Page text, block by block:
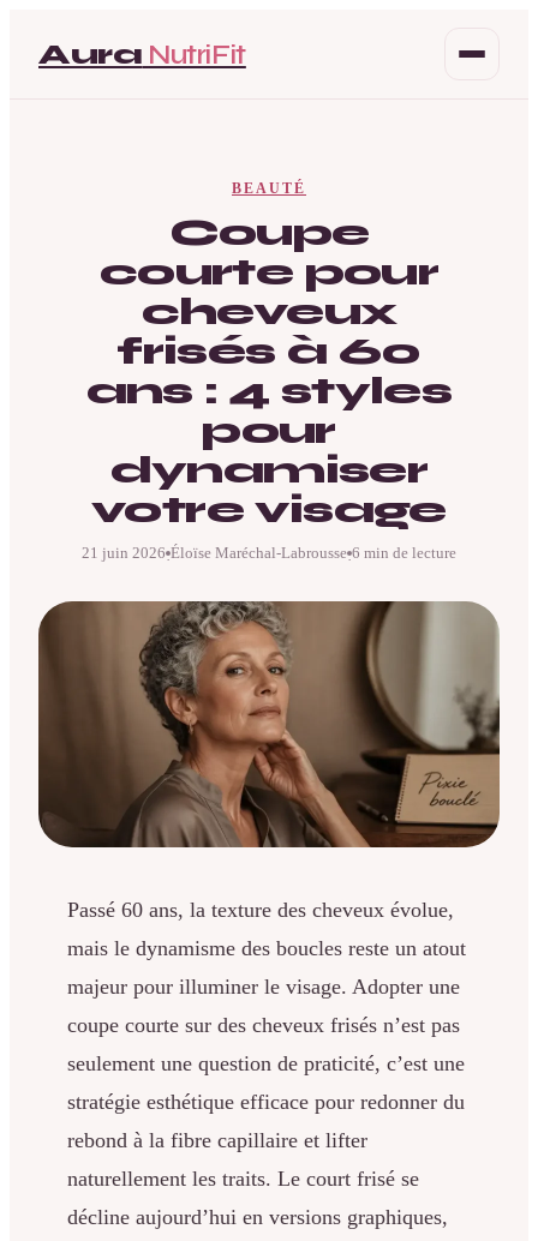
Aura NutriFit
Bien-être
BEAUTÉ
Coupe
courte pour
cheveux
frisés à 60
ans : 4 styles
pour
dynamiser
votre visage
21 juin 2026·Éloïse Maréchal-Labrousse·6 min de lecture
Passé 60 ans, la texture des cheveux évolue,
mais le dynamisme des boucles reste un atout
majeur pour illuminer le visage. Adopter une
coupe courte sur des cheveux frisés n’est pas
seulement une question de praticité, c’est une
stratégie esthétique efficace pour redonner du
rebond à la fibre capillaire et lifter
naturellement les traits. Le court frisé se
décline aujourd’hui en versions graphiques,